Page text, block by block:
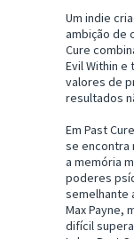
Um indie
ambição de
Cure
Evil Within
valores de
resultados
Em Past
se encontra
a memória
poderes
semelhante
Max Payne,
difícil